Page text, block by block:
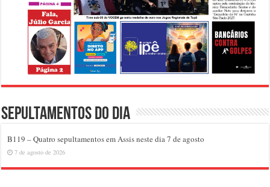
Sepultamentos do dia
B119 – Quatro sepultamentos em Assis neste dia 7 de agosto
7 de agosto de 2026